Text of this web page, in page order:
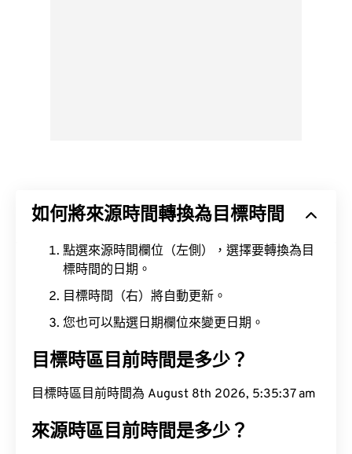
如何將來源時間轉換為目標時間
點選來源時間欄位（左側），選擇要轉換為目
標時間的日期。
目標時間（右）將自動更新。
您也可以點選日期欄位來變更日期。
目標時區目前時間是多少？
目標時區目前時間為 August 8th 2026, 5:35:38 am
來源時區目前時間是多少？